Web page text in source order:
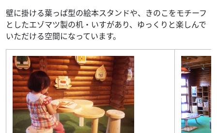
壁に掛ける葉っぱ型の絵本スタンドや、きのこをモチーフ
としたエゾマツ製の机・いすがあり、ゆっくりと楽しんで
いただける空間になっています。